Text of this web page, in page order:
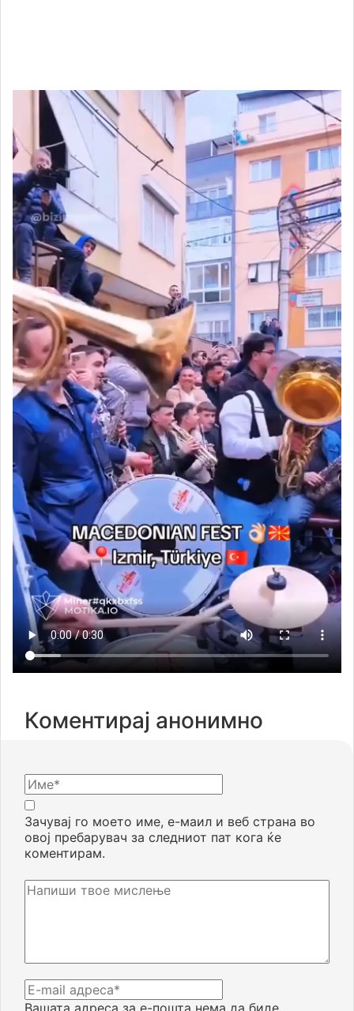
Коментирај анонимно
Вашата адреса за е-пошта нема да биде
Зачувај го моето име, е-маил и веб страна во
овој пребарувач за следниот пат кога ќе
коментирам.